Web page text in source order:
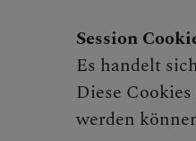
Session
Es handelt
Diese
werden